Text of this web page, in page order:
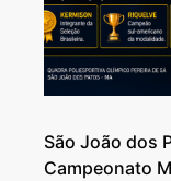
São João dos
Campeonato